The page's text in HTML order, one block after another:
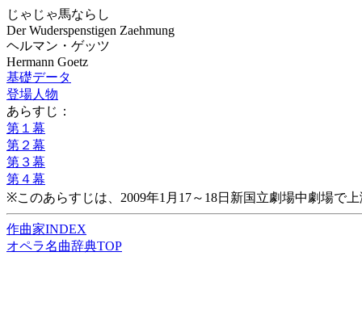
じゃじゃ馬ならし
Der Wuderspenstigen Zaehmung
ヘルマン・ゲッツ
Hermann Goetz
基礎データ
登場人物
あらすじ：
第１幕
第２幕
第３幕
第４幕
※このあらすじは、2009年1月17～18日新国立劇場中劇場で
作曲家INDEX
オペラ名曲辞典TOP